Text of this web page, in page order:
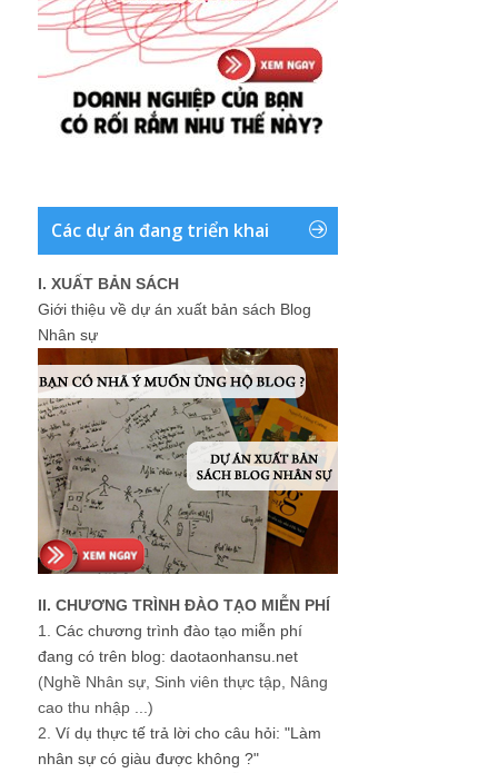
Các dự án đang triển khai
I. XUẤT BẢN SÁCH
Giới thiệu về dự án xuất bản sách Blog
Nhân sự
II. CHƯƠNG TRÌNH ĐÀO TẠO MIỄN PHÍ
1. Các chương trình đào tạo miễn phí
đang có trên blog: daotaonhansu.net
(Nghề Nhân sự, Sinh viên thực tập, Nâng
cao thu nhập ...)
2. Ví dụ thực tế trả lời cho câu hỏi: "Làm
nhân sự có giàu được không ?"